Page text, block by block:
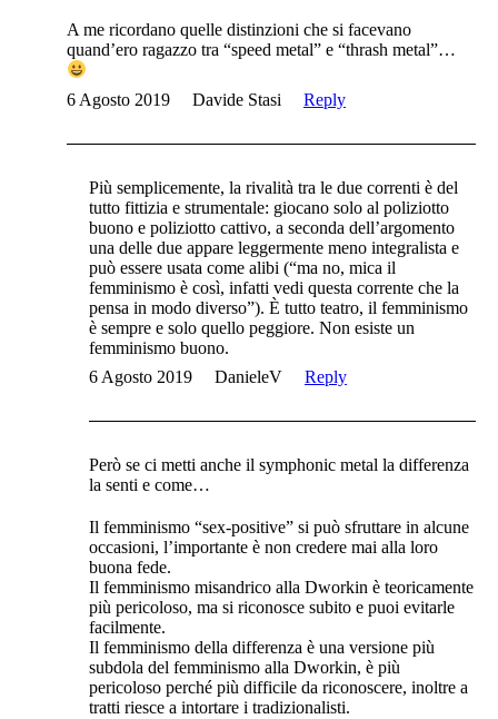
A me ricordano quelle distinzioni che si facevano
quand’ero ragazzo tra “speed metal” e “thrash metal”…
6 Agosto 2019 Davide Stasi Reply
Più semplicemente, la rivalità tra le due correnti è del
tutto fittizia e strumentale: giocano solo al poliziotto
buono e poliziotto cattivo, a seconda dell’argomento
una delle due appare leggermente meno integralista e
può essere usata come alibi (“ma no, mica il
femminismo è così, infatti vedi questa corrente che la
pensa in modo diverso”). È tutto teatro, il femminismo
è sempre e solo quello peggiore. Non esiste un
femminismo buono.
6 Agosto 2019
DanieleV Reply
Però se ci metti anche il symphonic metal la differenza
la senti e come…
Il femminismo “sex-positive” si può sfruttare in alcune
occasioni, l’importante è non credere mai alla loro
buona fede.
Il femminismo misandrico alla Dworkin è teoricamente
più pericoloso, ma si riconosce subito e puoi evitarle
facilmente.
Il femminismo della differenza è una versione più
subdola del femminismo alla Dworkin, è più
pericoloso perché più difficile da riconoscere, inoltre a
tratti riesce a intortare i tradizionalisti.